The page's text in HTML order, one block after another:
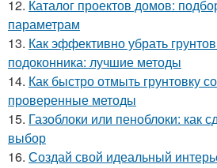
12. Каталог проектов домов:
параметрам
13. Как эффективно убрать
подоконника: лучшие методы
14. Как быстро отмыть грунтовку
проверенные методы
15. Газоблоки или пеноблоки: как
выбор
16. Создай свой идеальный